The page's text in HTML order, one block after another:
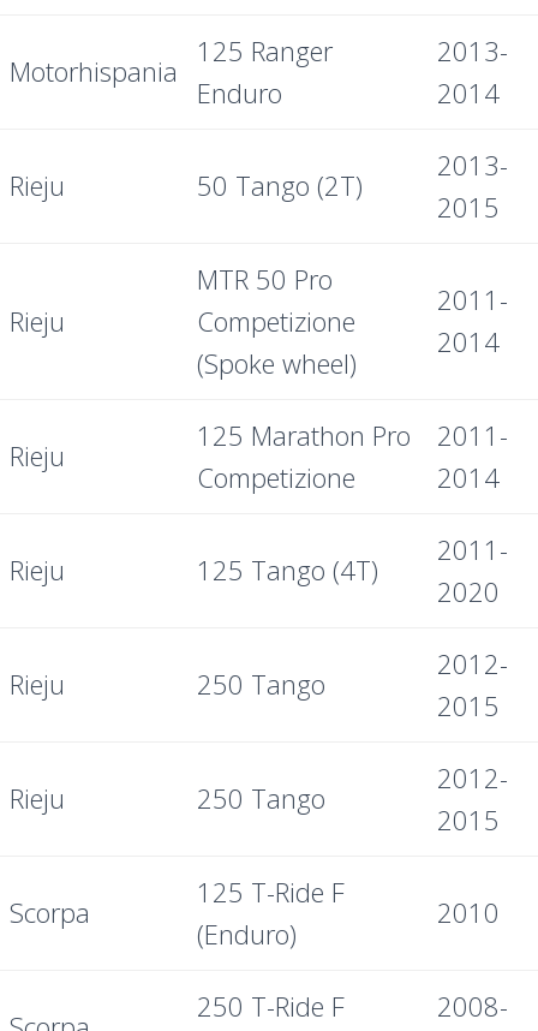
Motorhispania
125 Ranger
Enduro
2013-
2014
Rieju 50 Tango (2T)
2013-
2015
Rieju
MTR 50 Pro
Competizione
(Spoke wheel)
2011-
2014
Rieju
125 Marathon Pro
Competizione
2011-
2014
Rieju 125 Tango (4T)
2011-
2020
Rieju 250 Tango
2012-
2015
Rieju 250 Tango
2012-
2015
Scorpa
125 T-Ride F
(Enduro)
2010
250 T-Ride F
2008-